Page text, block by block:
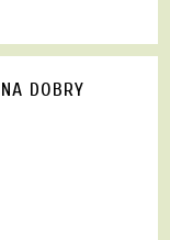
DOBRY